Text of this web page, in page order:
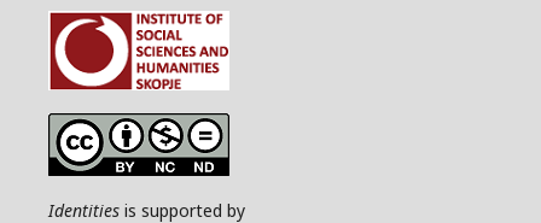
Identities is supported by